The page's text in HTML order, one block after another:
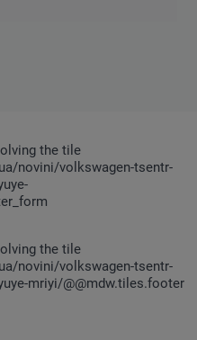
the tile
novini/volkswagen-tsentr-
the tile
novini/volkswagen-tsentr-
mriyi/@@mdw.tiles.footer